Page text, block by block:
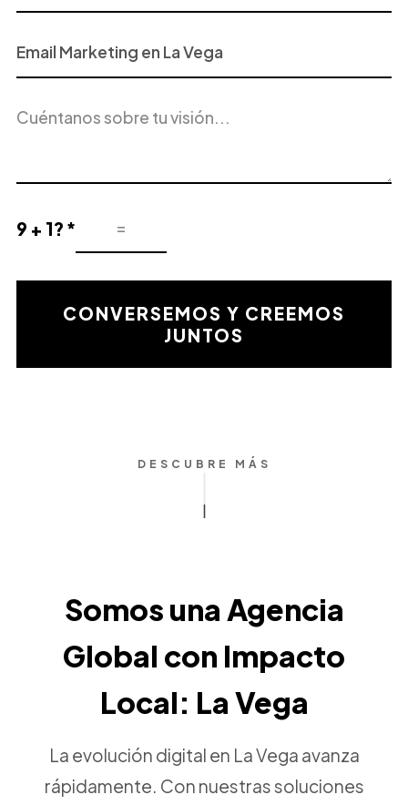
o
Servicio
Interés
del
9 + 1? *
Resultado
la
validaciónCONVERSEMOS Y CREEMOS
JUNTOS
DESCUBRE MÁS
Somos una Agencia
Global con Impacto
Local: La Vega
La evolución digital en La Vega avanza
rápidamente. Con nuestras soluciones